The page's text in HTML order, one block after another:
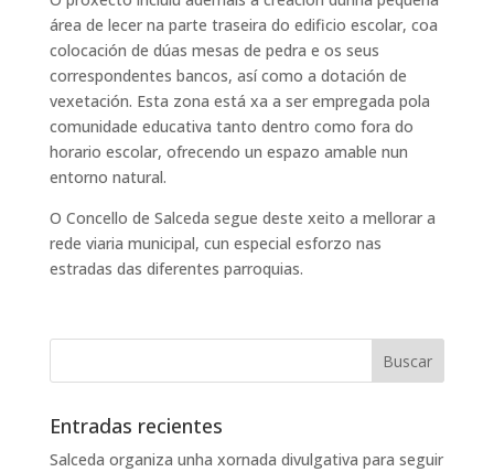
área de lecer na parte traseira do edificio escolar, coa
colocación de dúas mesas de pedra e os seus
correspondentes bancos, así como a dotación de
vexetación. Esta zona está xa a ser empregada pola
comunidade educativa tanto dentro como fora do
horario escolar, ofrecendo un espazo amable nun
entorno natural.
O Concello de Salceda segue deste xeito a mellorar a
rede viaria municipal, cun especial esforzo nas
estradas das diferentes parroquias.
Entradas recientes
Salceda organiza unha xornada divulgativa para seguir